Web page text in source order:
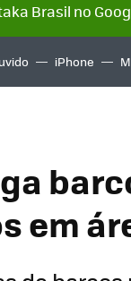
Brasil no
iPhone
em